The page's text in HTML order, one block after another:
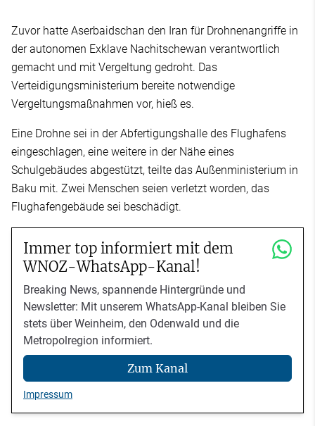
Zuvor hatte Aserbaidschan den Iran für Drohnenangriffe in
der autonomen Exklave Nachitschewan verantwortlich
gemacht und mit Vergeltung gedroht. Das
Verteidigungsministerium bereite notwendige
Vergeltungsmaßnahmen vor, hieß es.
Eine Drohne sei in der Abfertigungshalle des Flughafens
eingeschlagen, eine weitere in der Nähe eines
Schulgebäudes abgestützt, teilte das Außenministerium in
Baku mit. Zwei Menschen seien verletzt worden, das
Flughafengebäude sei beschädigt.
Immer top informiert mit dem
WNOZ-WhatsApp-Kanal!
Breaking News, spannende Hintergründe und
Newsletter: Mit unserem WhatsApp-Kanal bleiben Sie
stets über Weinheim, den Odenwald und die
Metropolregion informiert.
Zum Kanal
Impressum